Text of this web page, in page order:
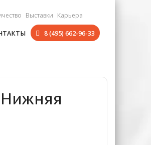
Выставки Карьера
8 (495) 662-96-33